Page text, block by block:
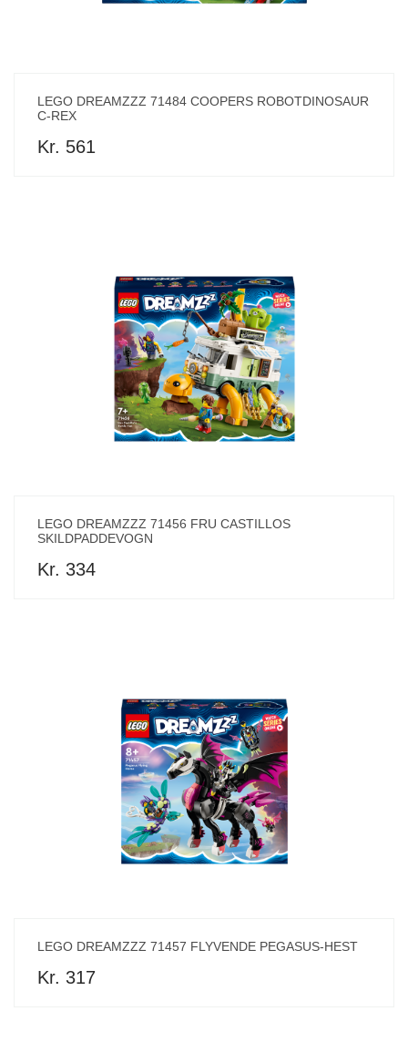
LEGO DREAMZZZ 71484 COOPERS ROBOTDINOSAUR
C-REX
Kr. 561
LEGO DREAMZZZ 71456 FRU CASTILLOS
SKILDPADDEVOGN
Kr. 334
LEGO DREAMZZZ 71457 FLYVENDE PEGASUS-HEST
Kr. 317